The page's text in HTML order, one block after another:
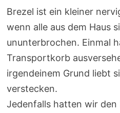
Brezel ist ein kleiner
wenn alle aus dem Haus
ununterbrochen. Einmal
Transportkorb
irgendeinem Grund liebt
verstecken.
Jedenfalls hatten wir den